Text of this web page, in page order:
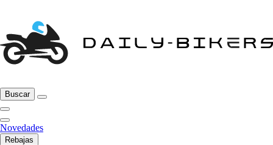
Buscar
Novedades
Rebajas